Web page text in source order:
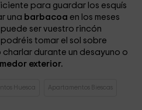
para guardar los esquís
una barbacoa en los meses
ser vuestro rincón
tomar el sol sobre
charlar durante un desayuno o
exterior.
Huesca Apartamentos Biescas